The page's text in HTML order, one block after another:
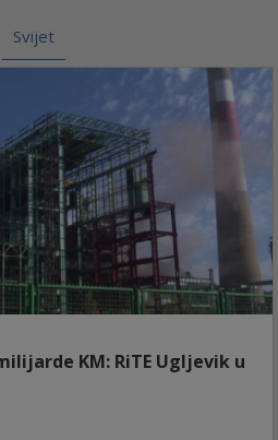
Svijet
KM: RiTE Ugljevik u